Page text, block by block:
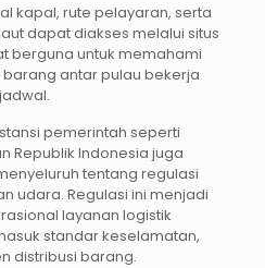
kapal, rute pelayaran, serta
dapat diakses melalui situs
berguna untuk memahami
antar pulau bekerja
pemerintah seperti
Republik Indonesia juga
tentang regulasi
udara. Regulasi ini menjadi
layanan logistik
standar keselamatan,
distribusi barang.